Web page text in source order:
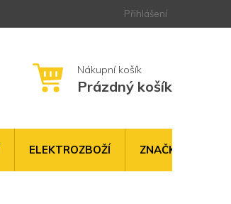
Přihlášení
NÁKUPNÍPrázdný košík
ELEKTROZBOŽÍ ZNAČKY